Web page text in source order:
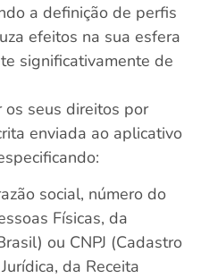
a definição de perfis
efeitos na sua esfera
significativamente de
os seus direitos por
enviada ao aplicativo
social, número do
Físicas, da
ou CNPJ (Cadastro
da Receita